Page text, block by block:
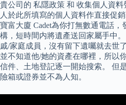
貴公司的 私隱政策 和 收集個人資
人於此所填寫的個人資料作直接促
寶富大廈 Cadet為你打無數通電話
構，短時間内將遺產送回家屬手中
戚/家庭成員，沒有留下遺囑就去世
並不知道他/她的資產在哪裡，所以
信件、土地登記逐一開始搜索。 但
險箱或證券並不為人知。